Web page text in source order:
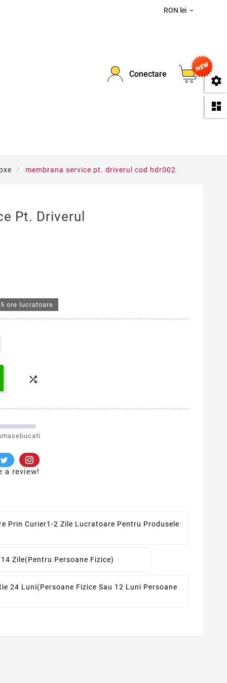
RON lei 
Conectare
0
membrana service pt. driverul cod hdr002
Pt. Driverul
ore lucratoare

a review!
Prin Curier1-2 Zile Lucratoare Pentru Produsele
Zile(pentru Persoane Fizice)
24 Luni(persoane Fizice Sau 12 Luni Persoane